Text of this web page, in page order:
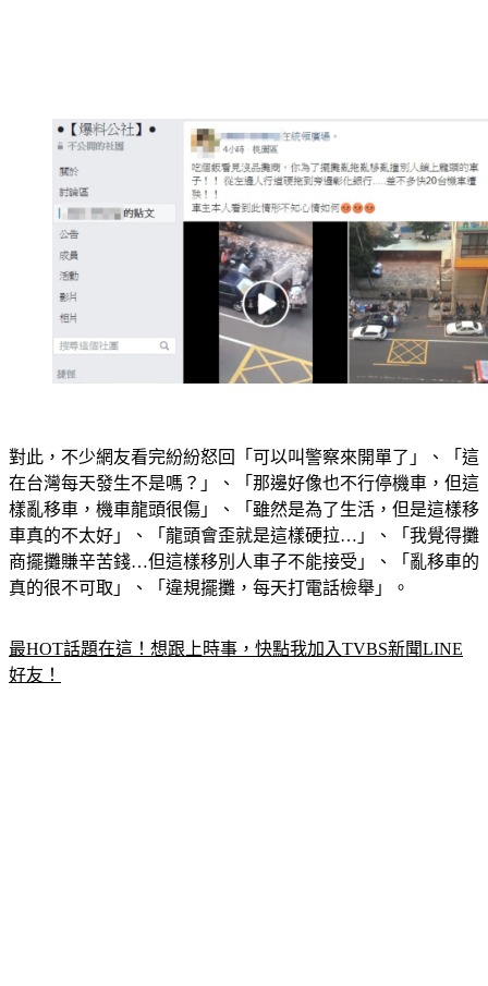
對此，不少網友看完紛紛怒回「可以叫警察來開單了」、「這
在台灣每天發生不是嗎？」、「那邊好像也不行停機車，但這
樣亂移車，機車龍頭很傷」、「雖然是為了生活，但是這樣移
車真的不太好」、「龍頭會歪就是這樣硬拉…」、「我覺得攤
商擺攤賺辛苦錢…但這樣移別人車子不能接受」、「亂移車的
最HOT話題在這！想跟上時事，快點我加入TVBS新聞LINE